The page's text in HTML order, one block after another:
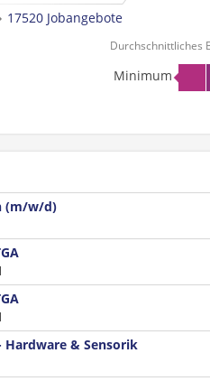
17520 Jobangebote
Durchschnittliches
Minimum
(m/w/d)
& Sensorik